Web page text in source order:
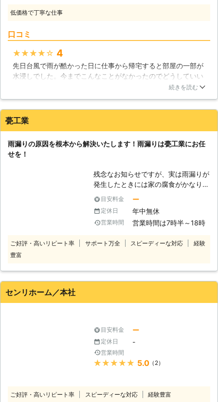
承ってきた当社では、雨漏りの原因を
す。どうぞお気軽にご相談ください！
とが屋根瓦の老朽化や家屋の損傷など
です。屋根は年中雨や風に当たってし
まうので長年使い続ければ瓦なども傷
んでしまうので雨漏りの原因となりや
すいことはわかります。しかし、新築
れは主に建築過程の防水処理が甘かっ
たりした場合に起こってしまいます。
漏りすることがあるのでどの住宅も雨
漏りの可能性が全くないとは言い切れ
ません。雨漏りは早期解決しなければ
被害拡大に繋がってしまい家屋に大き
なダメージを与えてしまいます。当社
では雨漏り修理や対策をスピーディー
とお考えならば当社までご連絡くださ
低価格で丁寧な仕事
口コミ
★★★★★ 4
先日台風で雨が酷かった日に仕事から帰宅すると部屋の一部が
水浸しでした。今までこんなことがなかったのでどうしていい
かわからず、急いでネットで検索してこちらの会社にお願いし
対処法も私一人では全くわからなかったので、すぐお願いして
良かったと思います。
福岡県 田川郡川崎町 2016年12月21日
続きを読む
甍工業
雨漏りの原因を根本から解決いたします！雨漏りは甍工業にお任
せを！
残念なお知らせですが、実は雨漏りが
発生したときには家の腐食がかなり進
んでいってしまっています。なぜなら
屋根が原因の雨漏りを考えても、皆さ
んが気づくところまで水が浸食するに
は屋根の下地など越えていかなければ
ので、皆さんが気づくときにはもうか
ね。雨漏りだからといって軽く見るこ
とはせずに、ぜひ雨漏り修理、メンテ
ナンス依頼を弊社にしてください。
目安料金 ー
定休日 年中無休
営業時間 営業時間は7時半～18時
ご好評・高いリピート率 サポート万全 スピーディーな対応
経験
豊富
センリホーム／本社
目安料金 ー
定休日 -
営業時間
★★★★★ 5.0（2）
ご好評・高いリピート率 スピーディーな対応 経験豊富